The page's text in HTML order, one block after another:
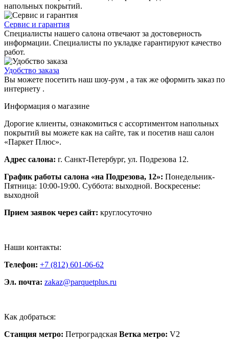
напольных покрытий.
Сервис и гарантия
Специалисты нашего салона отвечают за достоверность
информации. Специалисты по укладке гарантируют качество
работ.
Удобство заказа
Вы можете посетить наш шоу-рум , а так же оформить заказ по
интернету .
Информация о магазине
Дорогие клиенты, ознакомиться с ассортиментом напольных
покрытий вы можете как на сайте, так и посетив наш салон
«Паркет Плюс».
Адрес салона: г. Санкт-Петербург, ул. Подрезова 12.
График работы салона «на Подрезова, 12»: Понедельник-
Пятница: 10:00-19:00. Суббота: выходной. Воскресенье:
выходной
Прием заявок через сайт: круглосуточно
Наши контакты:
Телефон: +7 (812) 601-06-62
Эл. почта: zakaz@parquetplus.ru
Как добраться:
Станция метро: Петроградская Ветка метро: V2